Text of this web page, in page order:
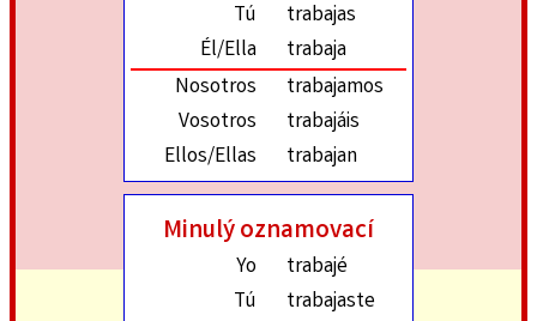
Tú
trabajas
Él/Ella
trabaja
Nosotros
trabajamos
Vosotros
trabajáis
Ellos/Ellas
trabajan
Minulý oznamovací
Yo
trabajé
Tú
trabajaste